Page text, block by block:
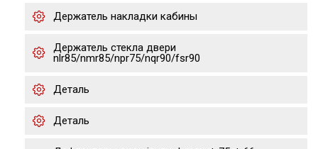
Держатель накладки кабины
Держатель стекла двери
nlr85/nmr85/npr75/nqr90/fsr90
Деталь
Деталь